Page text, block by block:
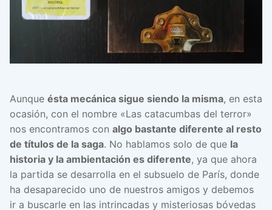
Aunque ésta mecánica sigue siendo la misma, en esta
ocasión, con el nombre «Las catacumbas del terror»
nos encontramos con algo bastante diferente al resto
de títulos de la saga. No hablamos solo de que la
historia y la ambientación es diferente, ya que ahora
la partida se desarrolla en el subsuelo de París, donde
ha desaparecido uno de nuestros amigos y debemos
ir a buscarle en las intrincadas y misteriosas bóvedas